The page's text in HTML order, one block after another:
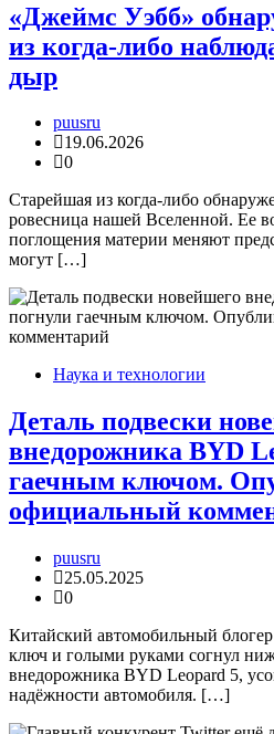
«Джеймс Уэбб»
из когда-либо
дыр
puusru
19.06.2026
0
Старейшая из когда-либо
ровесница нашей Вселенной. Ее
поглощения материи меняют
могут […]
Наука и технологии
Деталь подвески
внедорожника BYD
гаечным ключом.
официальный
puusru
25.05.2025
0
Китайский автомобильный
ключ и голыми руками согнул
внедорожника BYD Leopard 5,
надёжности автомобиля. […]